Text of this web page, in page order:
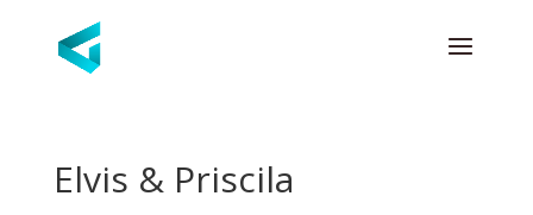
Elvis & Priscila